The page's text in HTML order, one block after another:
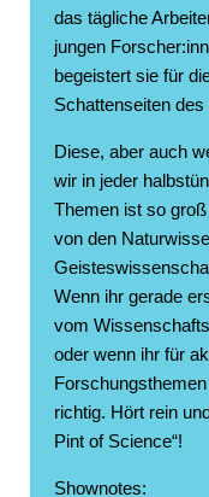
das tägliche
jungen
begeistert sie für
Schattenseiten
Diese, aber auch
wir in jeder
Themen ist so
von den
Wenn ihr gerade
vom
oder wenn ihr für
richtig. Hört rein
Pint of Science“!
Shownotes: